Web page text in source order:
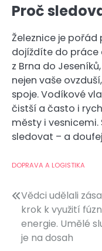
Proč
Železnice je
dojíždíte do práce
z Brna do
nejen vaše
spoje. Vodíkové
čistší a často i
městy i
sledovat – a
DOPRAVA A LOGISTIKA
Navigace
pro
příspěvek
Vědci udělali
krok k využití
energie. Umělé
je na dosah